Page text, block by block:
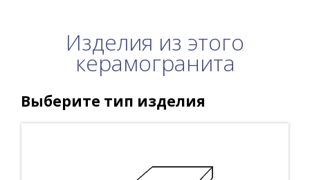
Изделия из этого
керамогранита
Выберите тип изделия